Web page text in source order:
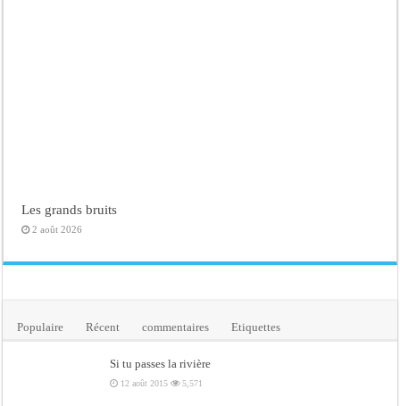
Les grands bruits
2 août 2026
Populaire Récent commentaires Etiquettes
Si tu passes la rivière
12 août 2015 5,571